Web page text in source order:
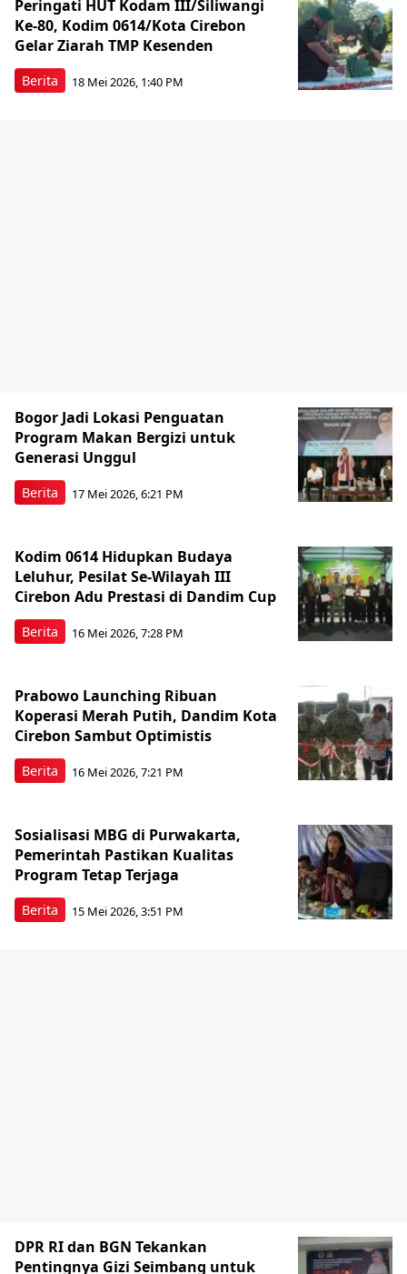
Berita
Peringati HUT Kodam III/Siliwangi
Ke-80, Kodim 0614/Kota Cirebon
Gelar Ziarah TMP Kesenden
18 Mei 2026, 1:40 PM
Berita
Bogor Jadi Lokasi Penguatan
Program Makan Bergizi untuk
Generasi Unggul
17 Mei 2026, 6:21 PM
Berita
Kodim 0614 Hidupkan Budaya
Leluhur, Pesilat Se-Wilayah III
Cirebon Adu Prestasi di Dandim Cup
16 Mei 2026, 7:28 PM
Berita
Prabowo Launching Ribuan
Koperasi Merah Putih, Dandim Kota
Cirebon Sambut Optimistis
16 Mei 2026, 7:21 PM
Berita
Sosialisasi MBG di Purwakarta,
Pemerintah Pastikan Kualitas
Program Tetap Terjaga
15 Mei 2026, 3:51 PM
DPR RI dan BGN Tekankan
Pentingnya Gizi Seimbang untuk